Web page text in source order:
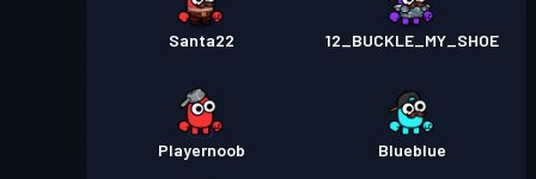
バトルパス レベル 6
バトルパス レベル 1
Santa22 12_BUCKLE_MY_SHOE
Playernoob Blueblue